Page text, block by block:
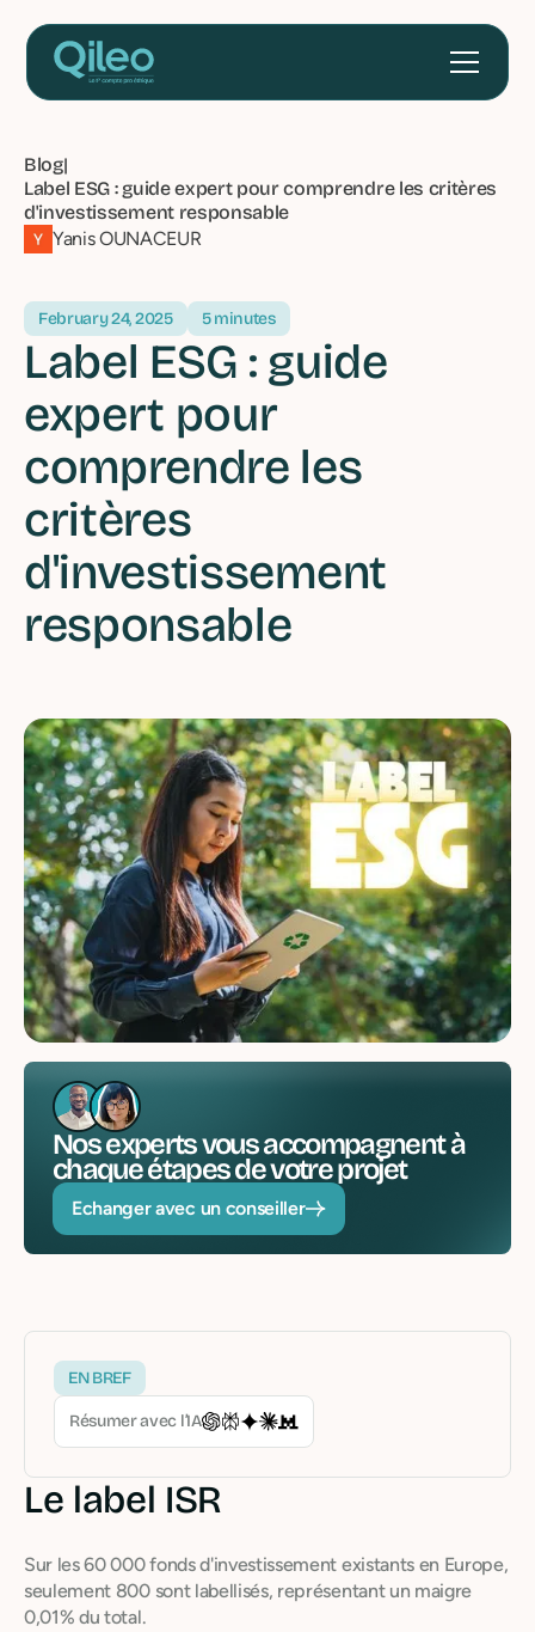
Blog|
Label ESG : guide expert pour comprendre les critères
d'investissement responsable
Yanis OUNACEUR
February 24, 2025 5 minutes
Label ESG : guide
expert pour
comprendre les
critères
d'investissement
responsable
Nos experts vous accompagnent à
chaque étapes de votre projet
Echanger avec un conseiller
EN BREF
Résumer avec l’IA
Le label ISR
Sur les 60 000 fonds d'investissement existants en Europe,
seulement 800 sont labellisés, représentant un maigre
0,01% du total.